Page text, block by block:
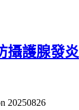
攝護腺發炎
20250826